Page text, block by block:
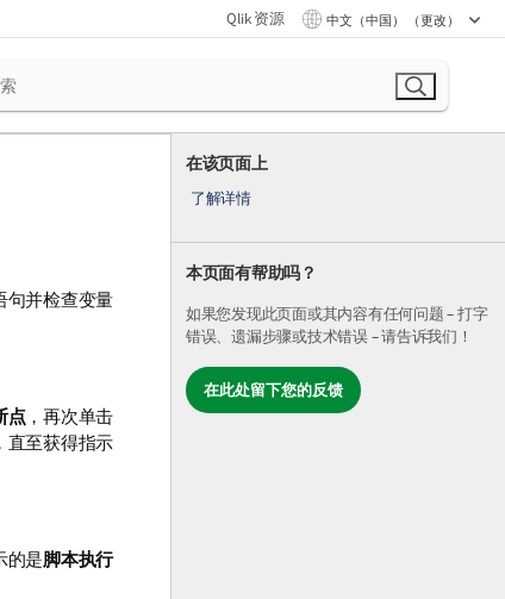
Qlik 资源 中文（中国） （更改）
在该页面上
了解详情
本页面有帮助吗？
如果您发现此页面或其内容有任何问题 – 打字
错误、遗漏步骤或技术错误 – 请告诉我们！
在此处留下您的反馈
句并检查变量
点，再次单击
直至获得指示
的是脚本执行